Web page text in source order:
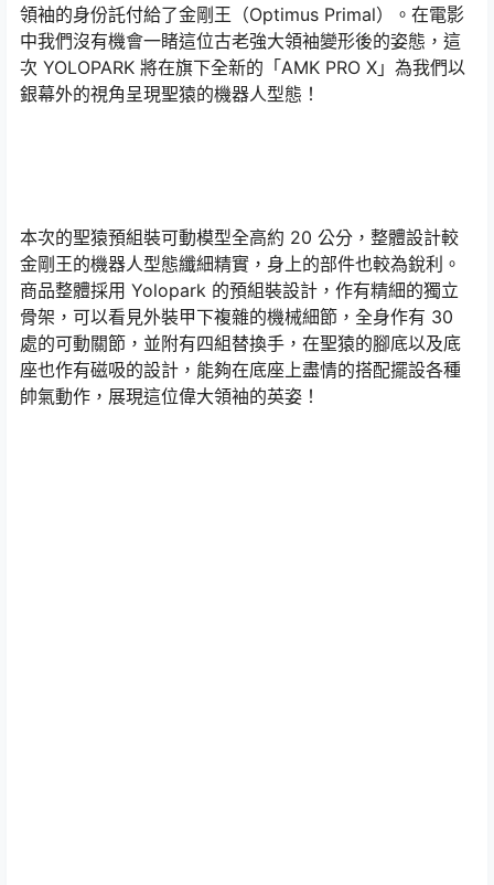
領袖的身份託付給了金剛王（Optimus Primal）。在電影
中我們沒有機會一睹這位古老強大領袖變形後的姿態，這
次 YOLOPARK 將在旗下全新的「AMK PRO X」為我們以
銀幕外的視角呈現聖猿的機器人型態！
本次的聖猿預組裝可動模型全高約 20 公分，整體設計較
金剛王的機器人型態纖細精實，身上的部件也較為銳利。
商品整體採用 Yolopark 的預組裝設計，作有精細的獨立
骨架，可以看見外裝甲下複雜的機械細節，全身作有 30
處的可動關節，並附有四組替換手，在聖猿的腳底以及底
座也作有磁吸的設計，能夠在底座上盡情的搭配擺設各種
帥氣動作，展現這位偉大領袖的英姿！